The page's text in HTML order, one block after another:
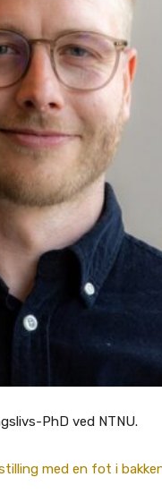
PhD ved NTNU.
med en fot i